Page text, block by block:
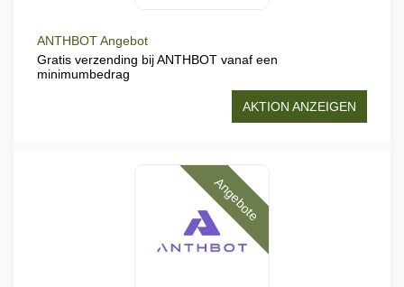
ANTHBOT Angebot
Gratis verzending bij ANTHBOT vanaf een
minimumbedrag
AKTION ANZEIGEN
Angebote